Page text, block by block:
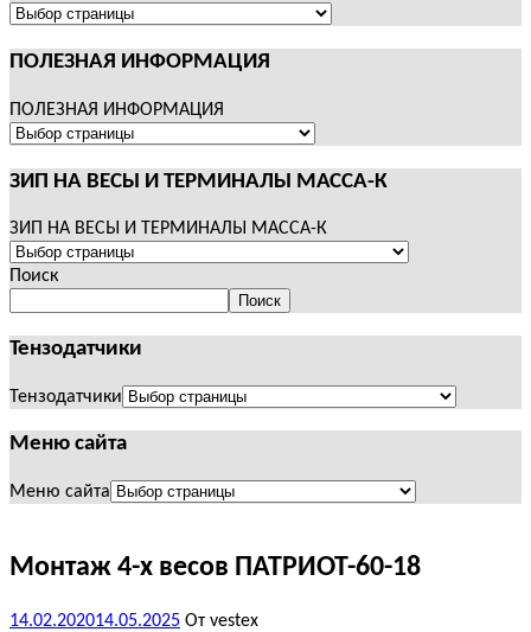
ПОЛЕЗНАЯ ИНФОРМАЦИЯ
ПОЛЕЗНАЯ ИНФОРМАЦИЯ
ЗИП НА ВЕСЫ И ТЕРМИНАЛЫ МАССА-К
ЗИП НА ВЕСЫ И ТЕРМИНАЛЫ МАССА-К
Поиск
Поиск
Тензодатчики
Тензодатчики
Меню сайта
Меню сайта
Монтаж 4-х весов ПАТРИОТ-60-18
14.02.202014.05.2025 От vestex